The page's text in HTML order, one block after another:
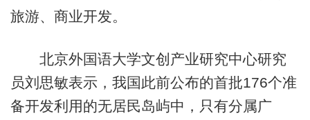
旅游、商业开发。
北京外国语大学文创产业研究中心研究
员刘思敏表示，我国此前公布的首批176个准
备开发利用的无居民岛屿中，只有分属广